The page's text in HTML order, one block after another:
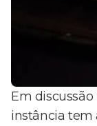
Em
instância tem